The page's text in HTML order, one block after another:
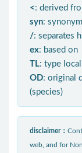
< : derived
syn:
/: separates
ex: based on
TL: type
OD: original
(species)
disclaimer：
web, and for